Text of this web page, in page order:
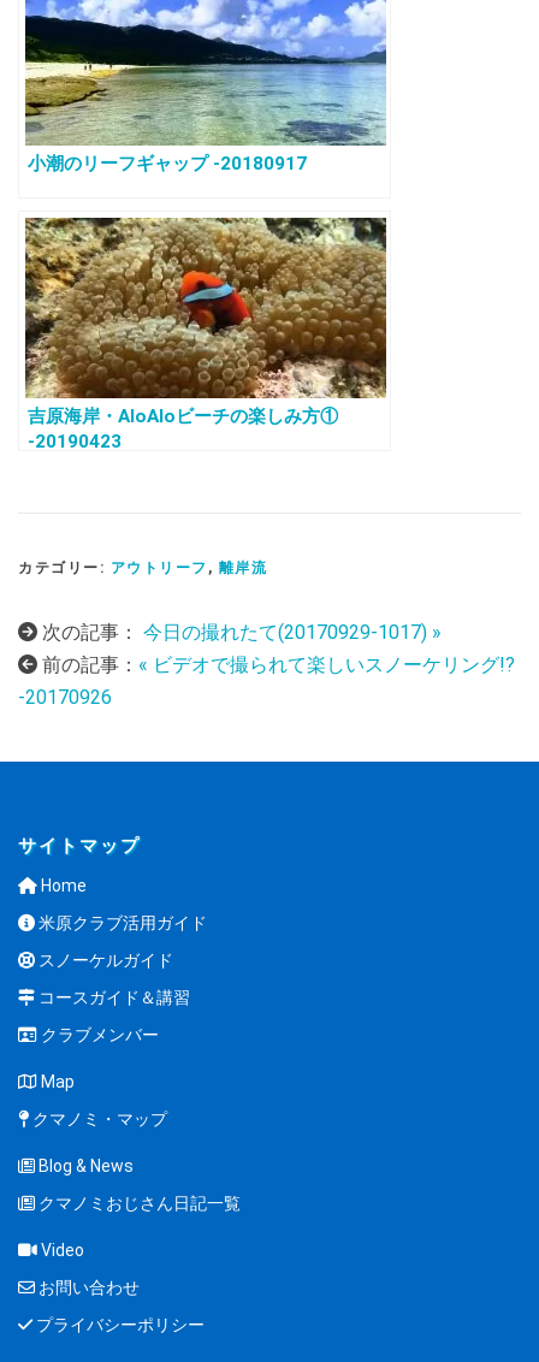
小潮のリーフギャップ -20180917
吉原海岸・AloAloビーチの楽しみ方①
-20190423
カテゴリー: アウトリーフ , 離岸流
次の記事： 今日の撮れたて(20170929-1017) »
前の記事： « ビデオで撮られて楽しいスノーケリング!?
-20170926
サイトマップ
Home
米原クラブ活用ガイド
スノーケルガイド
コースガイド＆講習
クラブメンバー
Map
クマノミ・マップ
Blog & News
クマノミおじさん日記一覧
Video
お問い合わせ
プライバシーポリシー